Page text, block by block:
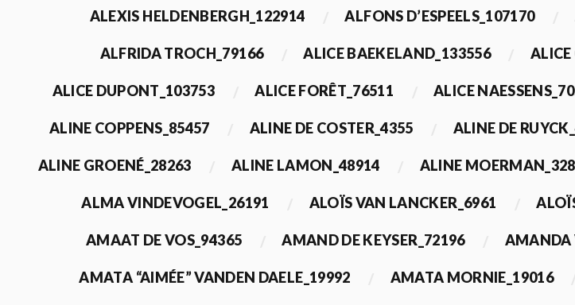
ALEXIS HELDENBERGH_122914 ALFONS D’ESPEELS_107170
ALFRIDA TROCH_79166 ALICE BAEKELAND_133556 ALICE
ALICE DUPONT_103753 ALICE FORÊT_76511 ALICE
ALINE COPPENS_85457 ALINE DE COSTER_4355 ALINE DE
ALINE GROENÉ_28263 ALINE LAMON_48914 ALINE
ALMA VINDEVOGEL_26191 ALOÏS VAN LANCKER_6961
AMAAT DE VOS_94365 AMAND DE KEYSER_72196 AMANDA
AMATA “AIMÉE” VANDEN DAELE_19992 AMATA MORNIE_19016